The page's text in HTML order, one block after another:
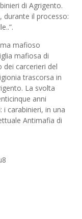
di Agrigento.
durante il processo:
mafioso
mafiosa di
dei carcerieri del
trascorsa in
La svolta
anni
i carabinieri, in una
Antimafia di